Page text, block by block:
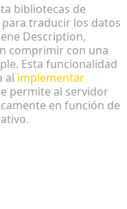
bibliotecas de
traducir los datos
Description,
comprimir con una
Esta funcionalidad
al implementar
permite al servidor
en función de